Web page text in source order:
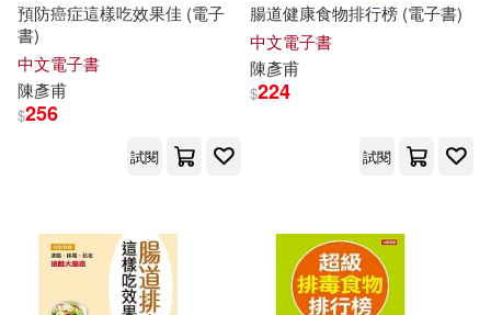
-
預防癌症這樣吃效果佳 (電子
書)
中文電子書
陳彥甫
$256
試閱
腸道健康食物排行榜 (電子書)
中文電子書
陳彥甫
$224
試閱